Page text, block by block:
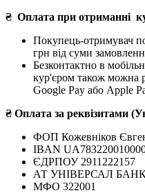
₴ Оплата при отриманні
Покупець-отримувач
грн від суми
Безконтактно в
кур'єром також можна
Google Pay або Apple
₴ Оплата за реквізитами
ФОП Кожевніков
IBAN
ЄДРПОУ 2911222157
АТ УНІВЕРСАЛ
МФО 322001